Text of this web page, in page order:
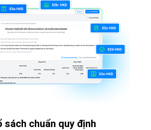
sách chuẩn quy định